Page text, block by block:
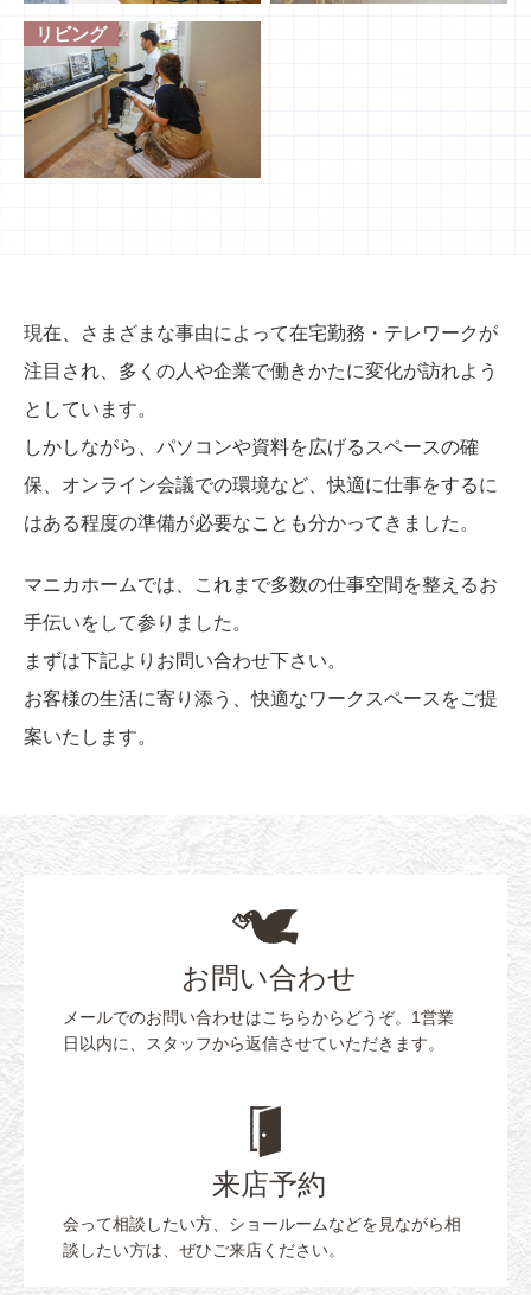
リビング
現在、さまざまな事由によって在宅勤務・テレワークが
注目され、 多くの人や企業で働きかたに変化が訪れよう
としています。
しかしながら、パソコンや資料を広げるスペースの確
保、オンライン会議での環境など、快適に仕事をするに
はある程度の準備が必要なことも分かってきました。
マニカホームでは、これまで多数の仕事空間を整えるお
手伝いをして参りました。
まずは下記よりお問い合わせ下さい。
お客様の生活に寄り添う、快適なワークスペースをご提
案いたします。
お問い合わせ
メールでのお問い合わせはこちらからどうぞ。1営業
日以内に、スタッフから返信させていただきます。
来店予約
会って相談したい方、ショールームなどを見ながら相
談したい方は、ぜひご来店ください。